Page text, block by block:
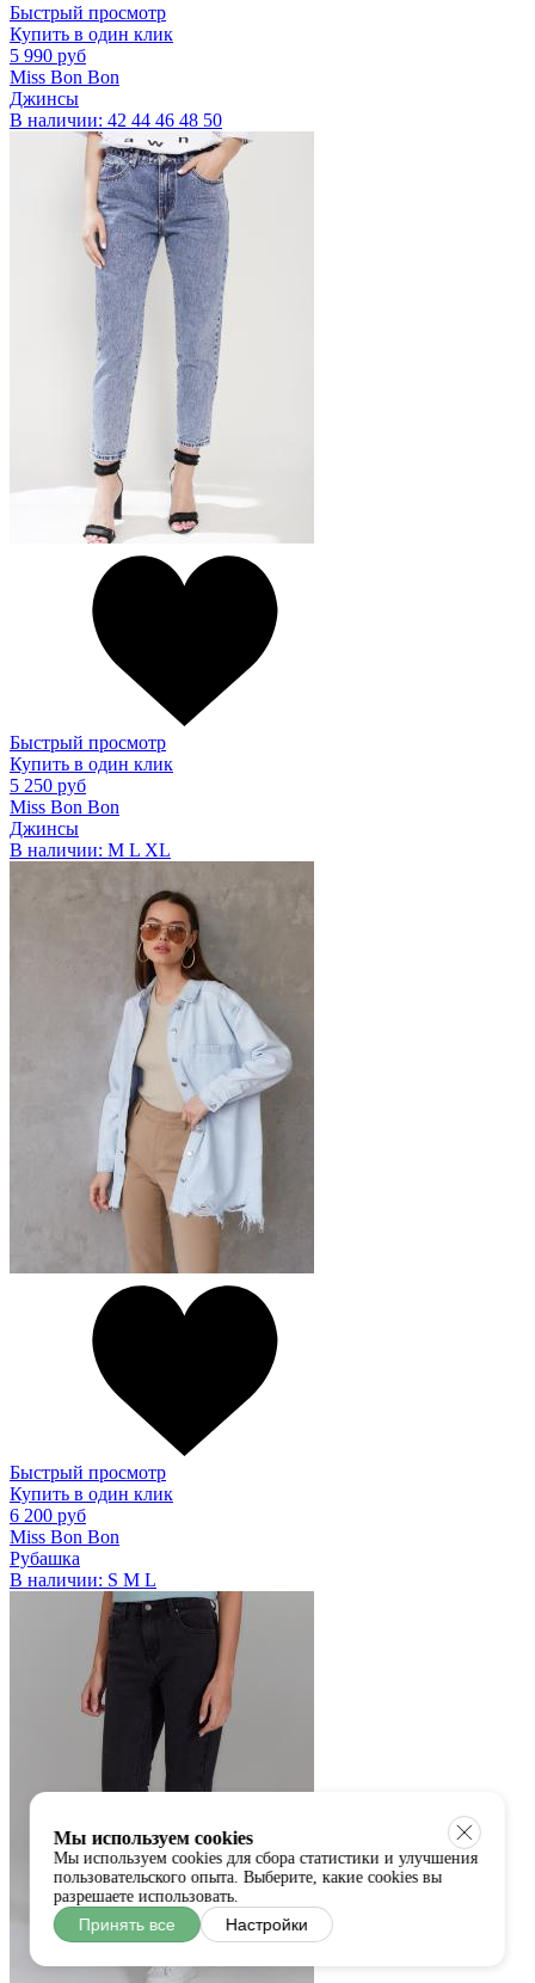
Быстрый просмотр
Купить в один клик
5 990 руб
Miss Bon Bon
Джинсы
В наличии: 42 44 46 48 50
Быстрый просмотр
Купить в один клик
5 250 руб
Miss Bon Bon
Джинсы
В наличии: M L XL
Быстрый просмотр
Купить в один клик
6 200 руб
Miss Bon Bon
Рубашка
В наличии: S M L
Мы используем cookies
Мы используем cookies для сбора статистики и улучшения
пользовательского опыта. Выберите, какие cookies вы
разрешаете использовать.
Принять все Настройки